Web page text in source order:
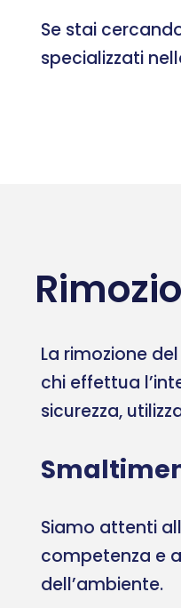
Se stai
specializzati
La rimozione
chi effettua
sicurezza,
Siamo attenti
competenza e
dell’ambiente.